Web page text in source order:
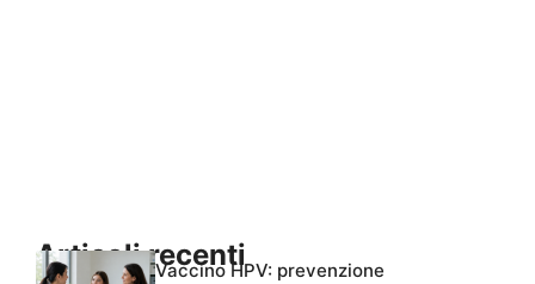
Articoli recentiVaccino HPV: prevenzione